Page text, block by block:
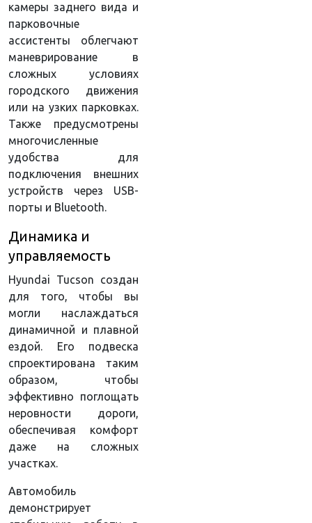
камеры заднего вида и
парковочные
ассистенты облегчают
маневрирование в
сложных условиях
городского движения
или на узких парковках.
Также предусмотрены
многочисленные
удобства для
подключения внешних
устройств через USB-
порты и Bluetooth.
Динамика и
управляемость
Hyundai Tucson создан
для того, чтобы вы
могли наслаждаться
динамичной и плавной
ездой. Его подвеска
спроектирована таким
образом, чтобы
эффективно поглощать
неровности дороги,
обеспечивая комфорт
даже на сложных
участках.
Автомобиль
демонстрирует